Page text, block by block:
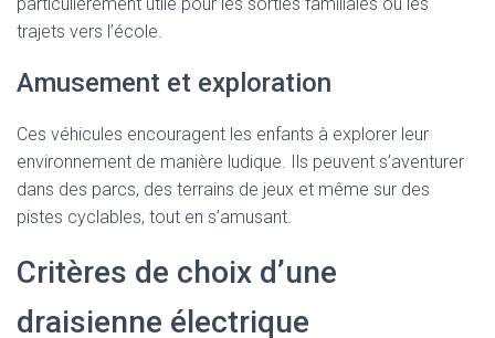
trajets vers l’école.
Amusement et exploration
Ces véhicules encouragent les enfants à explorer leur
environnement de manière ludique. Ils peuvent s’aventurer
dans des parcs, des terrains de jeux et même sur des
pistes cyclables, tout en s’amusant.
Critères de choix d’une
draisienne électrique